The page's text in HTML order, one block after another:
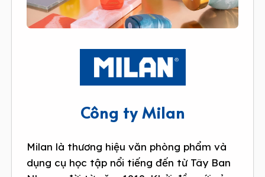
Công ty Milan
Milan là thương hiệu văn phòng phẩm và
dụng cụ học tập nổi tiếng đến từ Tây Ban